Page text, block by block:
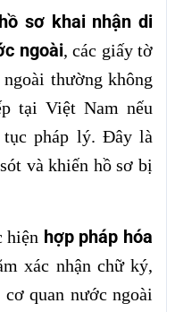
hồ sơ khai nhận di
ngoài, các giấy tờ
thường không
tại Việt Nam nếu
pháp lý. Đây là
và khiến hồ sơ bị
hiện hợp pháp hóa
xác nhận chữ ký,
quan nước ngoài